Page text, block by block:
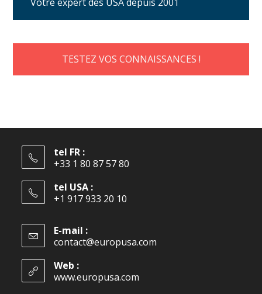
TESTEZ VOS CONNAISSANCES !
tel FR :
+33 1 80 87 57 80
tel USA :
+1 917 933 20 10
E-mail :
contact@europusa.com
Web :
www.europusa.com